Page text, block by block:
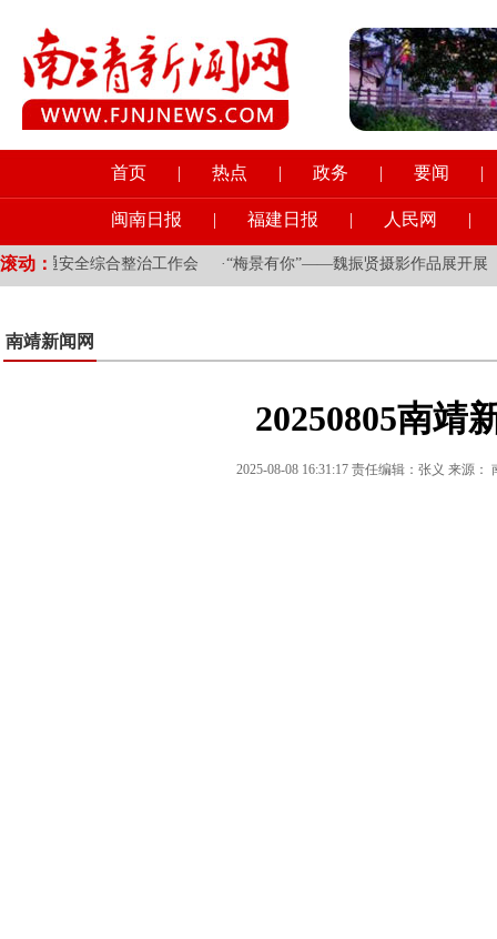
首页 | 热点 | 政务 | 要闻 |
闽南日报 | 福建日报 | 人民网 |
滚动：
通安全综合整治工作会 · “梅景有你”——魏振贤摄影作品展开展 ·
南靖新闻网
20250805南靖
2025-08-08 16:31:17 责任编辑：张义 来源：